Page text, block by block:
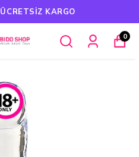
HAVALE ÖDEMELERINDE %5
0